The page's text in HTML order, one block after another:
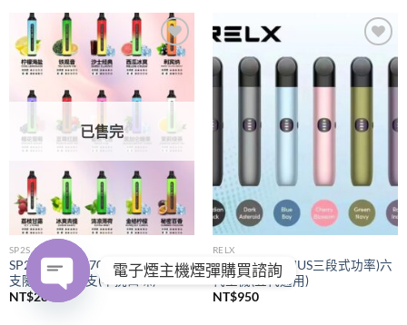
Add to
wishlist
已售完
SP2S
SP2S拋棄式
7000口｜購買五
支隨機贈送一支(不挑口味)
NT$280
Add to
wishlist
RELX
RELX悅刻
(PIUS三段式功率)六
代主機(五代通用)
NT$950
電子煙主機煙彈購買諮詢